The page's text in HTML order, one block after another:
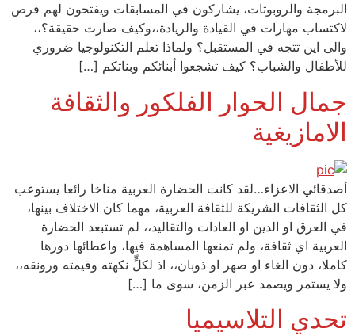
البرمجة والروبوتات، يشاركون في المسابقات ويفتحون لهم فرص
لاكتساب مهارات في القيادة والريادة،،وكيف صارت حقيقة؟،،
والى اين تتجه في المستقبل؟ ولماذا تعلم التكنولوجيا ضروري
للأطفال والشباب؟ كيف تشجعوا أبنائكم وبناتكم […]
جمال الحوار الفلكور والثقافة
الامازيغية
أصدقائي الاعزاء…لقد كانت الحضارة العربية مناخا رائعا يستوعب
كل الثقافات الشريكة للثقافة العربية، مهما كان الاختلاف بينها،
في العرق او الدين او العادات والتقاليد،، لم تستبعد الحضارة
العربية اي ثقافة، ولم تمنعها المساهمة فيها، واعطائها دورها
كاملا، دون الغاء او صهر او ذوبان،، اذ لكلٍّ نكهته وقيمته ورونقه،،
ولا يستمر ويصمد عبر الزمن، سوى ما […]
تحدي التلاسيميا